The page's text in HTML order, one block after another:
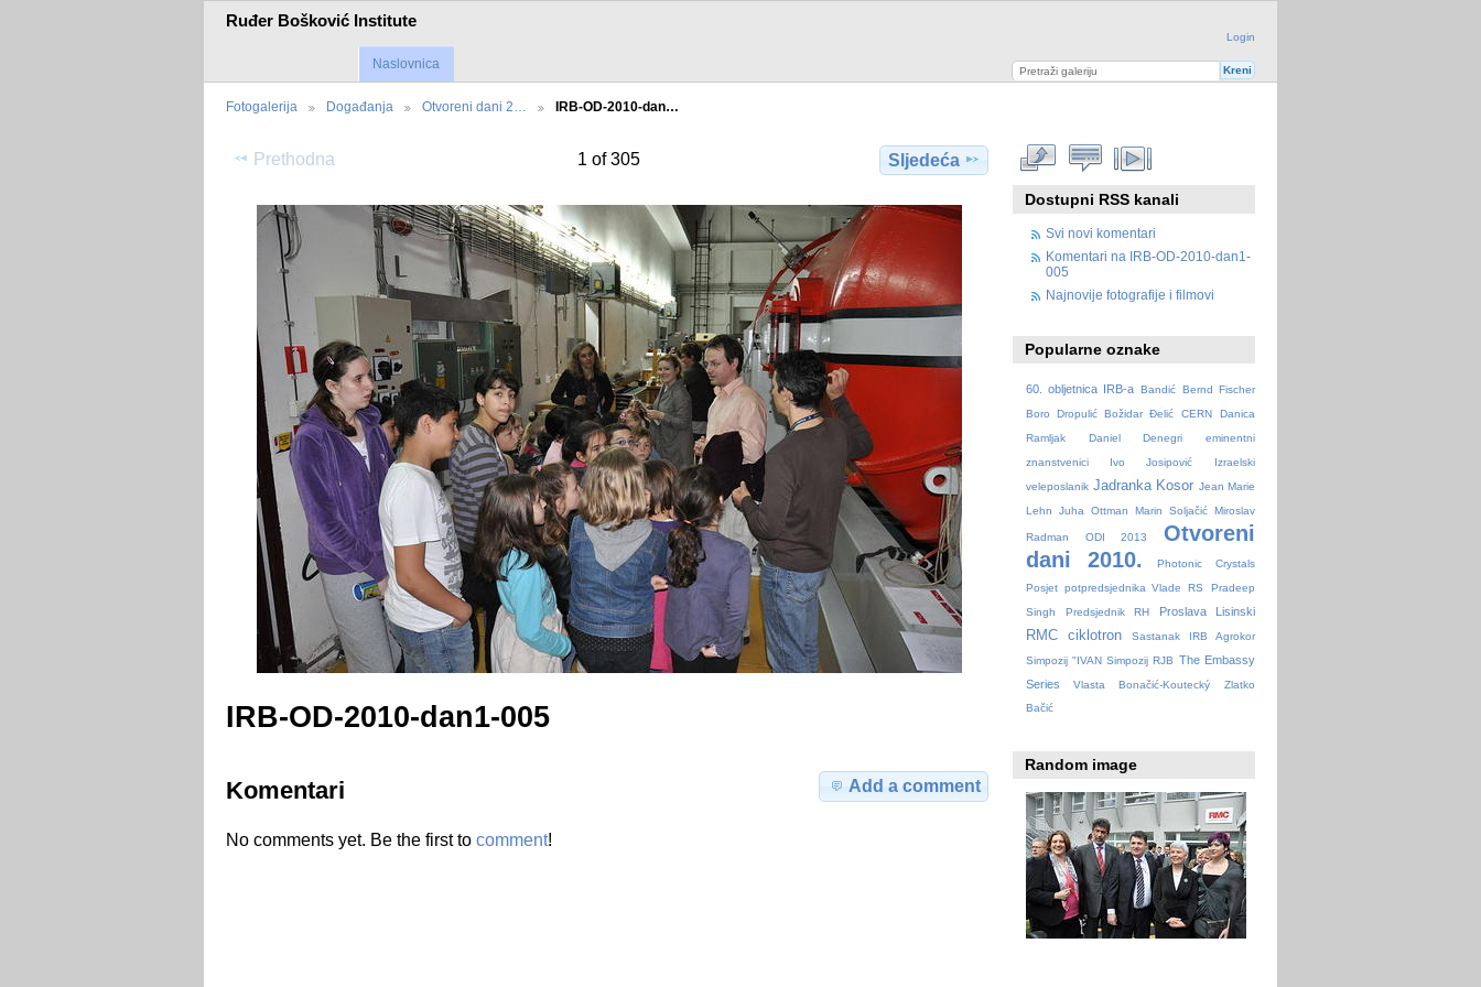
Ruđer Bošković Institute
Login
Naslovnica
Fotogalerija Događanja Otvoreni dani 2… IRB-OD-2010-dan…
Prethodna 1 of 305 Sljedeća
IRB-OD-2010-dan1-005
Komentari Add a comment
No comments yet. Be the first to comment!
Dostupni RSS kanali
Svi novi komentari
Komentari na IRB-OD-2010-dan1-
005
Najnovije fotografije i filmovi
Popularne oznake
60. obljetnica IRB-a Bandić Bernd Fischer
Boro Dropulić
Božidar Đelić CERN
Danica
Ramljak
Daniel Denegri
eminentni
znanstvenici
Ivo Josipović
Izraelski
veleposlanik Jadranka Kosor Jean Marie
Lehn
Juha Ottman Marin Soljačić Miroslav
Radman ODI 2013
Otvoreni
dani 2010.
Photonic Crystals
Posjet potpredsjednika Vlade RS
Pradeep
Singh
Predsjednik RH Proslava Lisinski
RMC ciklotron
Sastanak IRB Agrokor
Simpozij "IVAN Simpozij RJB The Embassy
Series
Vlasta Bonačić-Koutecký
Zlatko
Bačić
Random image